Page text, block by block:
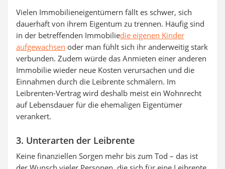
Vielen Immobilieneigentümern fällt es schwer, sich
dauerhaft von ihrem Eigentum zu trennen. Häufig sind
in der betreffenden Immobiliedie eigenen Kinder
aufgewachsen oder man fühlt sich ihr anderweitig stark
verbunden. Zudem würde das Anmieten einer anderen
Immobilie wieder neue Kosten verursachen und die
Einnahmen durch die Leibrente schmälern. Im
Leibrenten-Vertrag wird deshalb meist ein Wohnrecht
auf Lebensdauer für die ehemaligen Eigentümer
verankert.
3. Unterarten der Leibrente
Keine finanziellen Sorgen mehr bis zum Tod – das ist